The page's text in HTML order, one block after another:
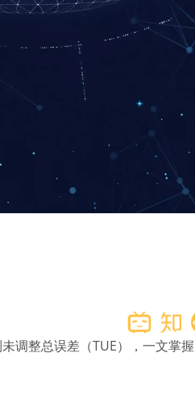
调整总误差（TUE），一文掌握